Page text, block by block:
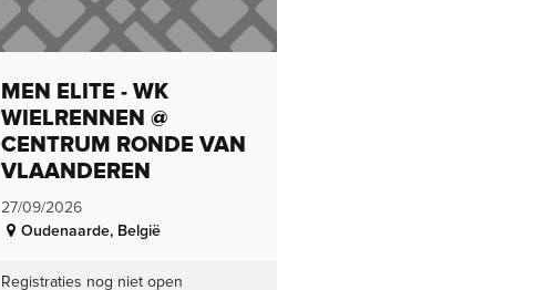
MEN ELITE - WK
WIELRENNEN @
CENTRUM RONDE VAN
VLAANDEREN
27/09/2026
Oudenaarde, België
Registraties nog niet open